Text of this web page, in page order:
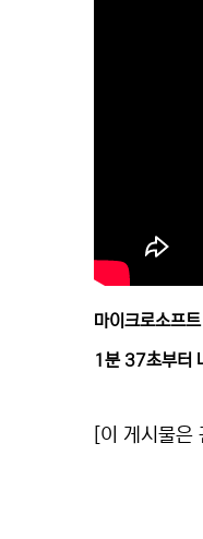
마이크로소프
1분 37초부터
[이 게시물